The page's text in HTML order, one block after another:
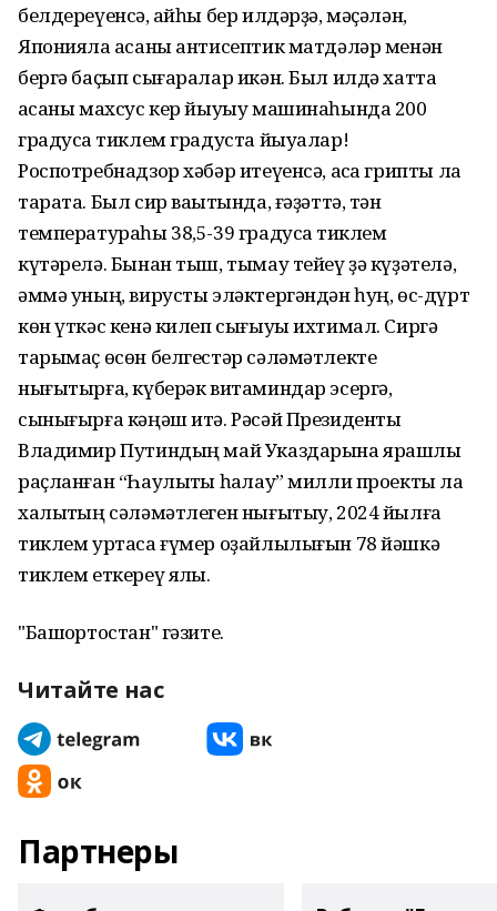
белдереүенсә, ҡайһы бер илдәрҙә, мәҫәлән,
Японияла аҡсаны антисептик матдәләр менән
бергә баҫып сығаралар икән. Был илдә хатта
аҡсаны махсус кер йыуыу машинаһында 200
градусҡа тиклем градуста йыуалар!
Роспотребнадзор хәбәр итеүенсә, аҡса грипты ла
тарата. Был сир ваҡытында, ғәҙәттә, тән
температураһы 38,5-39 градусҡа тиклем
күтәрелә. Бынан тыш, тымау тейеү ҙә күҙәтелә,
әммә уның, вирусты эләктергәндән һуң, өс-дүрт
көн үткәс кенә килеп сығыуы ихтимал. Сиргә
тарымаҫ өсөн белгестәр сәләмәтлекте
нығытырға, күберәк витаминдар эсергә,
сынығырға кәңәш итә. Рәсәй Президенты
Владимир Путиндың май Указдарына ярашлы
раҫланған “Һаулыҡты һаҡлау” милли проекты ла
халыҡтың сәләмәтлеген нығытыу, 2024 йылға
тиклем уртаса ғүмер оҙайлылығын 78 йәшкә
тиклем еткереү яҡлы.
"Башҡортостан" гәзите.
Читайте нас
Партнеры